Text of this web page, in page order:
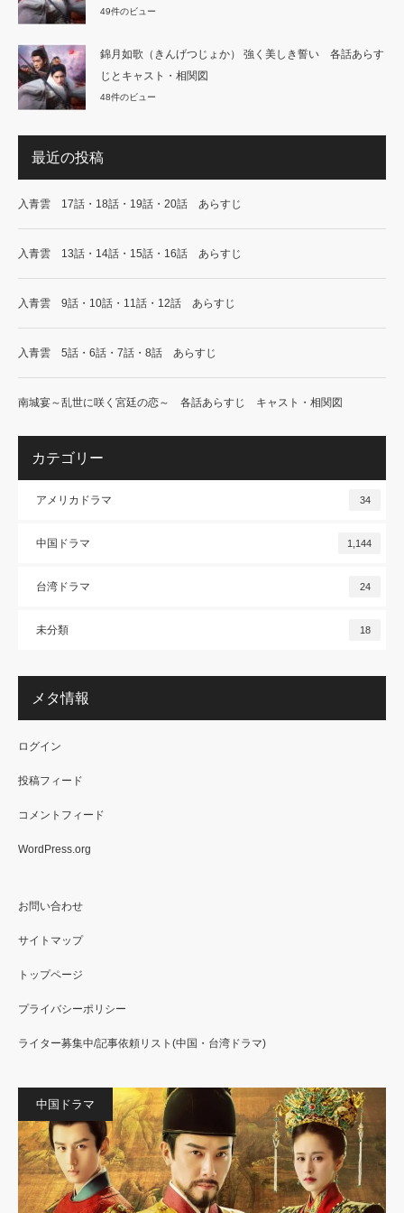
49件のビュー
錦月如歌（きんげつじょか） 強く美しき誓い 各話あらす
じとキャスト・相関図
48件のビュー
最近の投稿
入青雲 17話・18話・19話・20話 あらすじ
入青雲 13話・14話・15話・16話 あらすじ
入青雲 9話・10話・11話・12話 あらすじ
入青雲 5話・6話・7話・8話 あらすじ
南城宴～乱世に咲く宮廷の恋～ 各話あらすじ キャスト・相関図
カテゴリー
アメリカドラマ 34
中国ドラマ 1,144
台湾ドラマ 24
未分類 18
メタ情報
ログイン
投稿フィード
コメントフィード
WordPress.org
お問い合わせ
サイトマップ
トップページ
プライバシーポリシー
ライター募集中/記事依頼リスト(中国・台湾ドラマ)
中国ドラマ